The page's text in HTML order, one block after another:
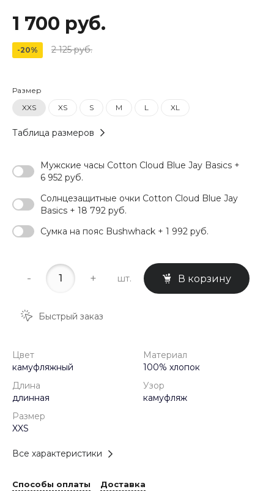
1 700 руб.
-20% 2 125 руб.
Размер
XXS
XS S M L XL
Таблица размеров
Мужские часы Cotton Cloud Blue Jay Basics +
6 952 руб.
Солнцезащитные очки Cotton Cloud Blue Jay
Basics + 18 792 руб.
Сумка на пояс Bushwhack + 1 992 руб.
- + шт. В корзину
Быстрый заказ
Цвет
камуфляжный
Материал
100% хлопок
Длина
длинная
Узор
камуфляж
Размер
XXS
Все характеристики
Способы оплаты Доставка